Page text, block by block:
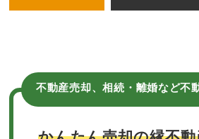
不動産売却、相続・離婚など不